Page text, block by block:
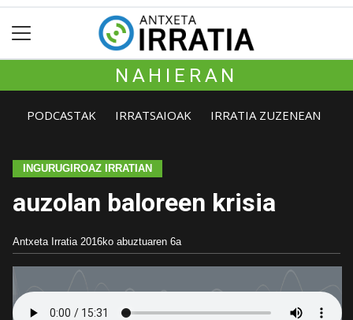
NAHIERAN
PODCASTAK IRRATSAIOAK IRRATIA ZUZENEAN
INGURUGIROAZ IRRATIAN
auzolan baloreen krisia
Antxeta Irratia 2016ko abuztuaren 6a